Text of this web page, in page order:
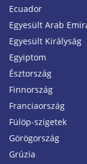
Ecuador
Egyesült Arab
Egyesült Királyság
Egyiptom
Észtország
Finnország
Franciaország
Fülöp-szigetek
Görögország
Grúzia